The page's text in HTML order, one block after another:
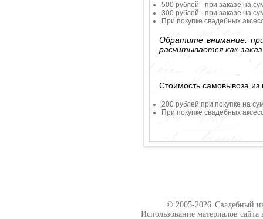
500 рублей - при заказе на
300 рублей - при заказе на
При покупке свадебных
Обратите внимание:
расчитывается как
Стоимость самовывоза из
200 рублей при покупке на
При покупке свадебных
© 2005-2026 Свадебный
Использование материалов